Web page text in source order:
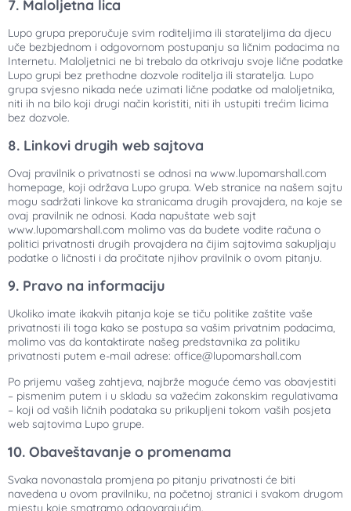
7. Maloljetna lica
Lupo grupa preporučuje svim roditeljima ili starateljima da djecu
uče bezbjednom i odgovornom postupanju sa ličnim podacima na
Internetu. Maloljetnici ne bi trebalo da otkrivaju svoje lične podatke
Lupo grupi bez prethodne dozvole roditelja ili staratelja. Lupo
grupa svjesno nikada neće uzimati lične podatke od maloljetnika,
niti ih na bilo koji drugi način koristiti, niti ih ustupiti trećim licima
bez dozvole.
8. Linkovi drugih web sajtova
Ovaj pravilnik o privatnosti se odnosi na www.lupomarshall.com
homepage, koji održava Lupo grupa. Web stranice na našem sajtu
mogu sadržati linkove ka stranicama drugih provajdera, na koje se
ovaj pravilnik ne odnosi. Kada napuštate web sajt
www.lupomarshall.com molimo vas da budete vodite računa o
politici privatnosti drugih provajdera na čijim sajtovima sakupljaju
podatke o ličnosti i da pročitate njihov pravilnik o ovom pitanju.
9. Pravo na informaciju
Ukoliko imate ikakvih pitanja koje se tiču politike zaštite vaše
privatnosti ili toga kako se postupa sa vašim privatnim podacima,
molimo vas da kontaktirate našeg predstavnika za politiku
privatnosti putem e-mail adrese: office@lupomarshall.com
Po prijemu vašeg zahtjeva, najbrže moguće ćemo vas obavjestiti
– pismenim putem i u skladu sa važećim zakonskim regulativama
– koji od vaših ličnih podataka su prikupljeni tokom vaših posjeta
web sajtovima Lupo grupe.
10. Obaveštavanje o promenama
Svaka novonastala promjena po pitanju privatnosti će biti
navedena u ovom pravilniku, na početnoj stranici i svakom drugom
mjestu koje smatramo odgovarajućim.